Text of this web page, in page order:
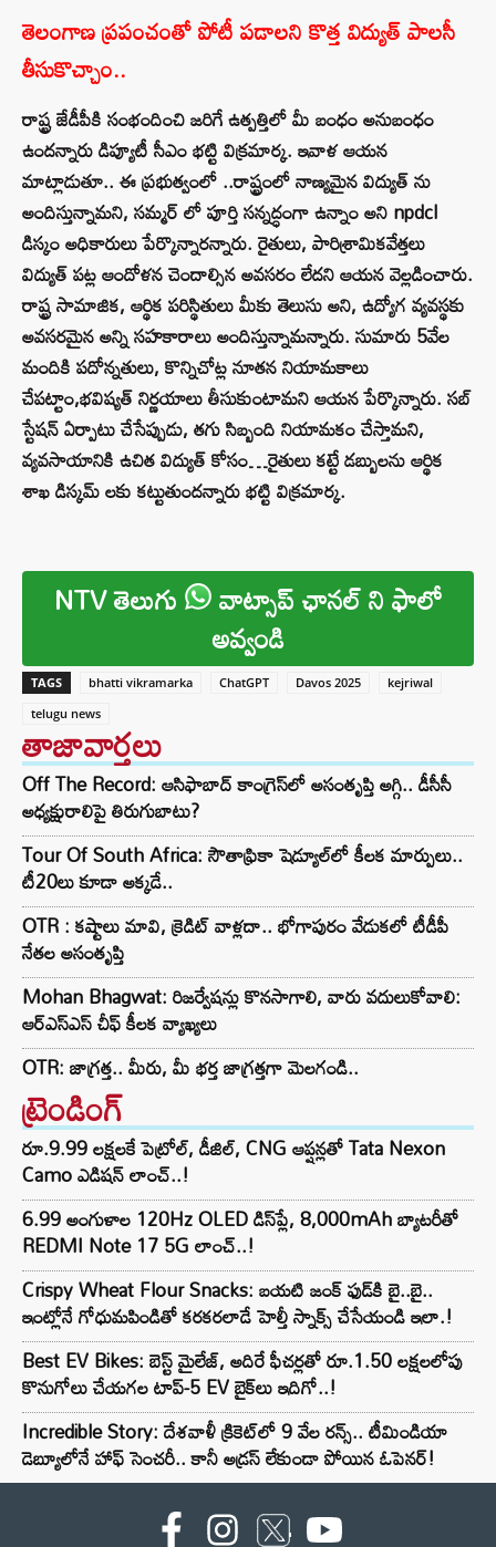
తెలంగాణ ప్రపంచంతో పోటీ పడాలని కొత్త విద్యుత్ పాలసీ
తీసుకొచ్చాం..
రాష్ట్ర జేడీపీకి సంభందించి జరిగే ఉత్పత్తిలో మీ బంధం అనుబంధం
ఉందన్నారు డిప్యూటీ సీఎం భట్టి విక్రమార్క. ఇవాళ ఆయన
మాట్లాడుతూ.. ఈ ప్రభుత్వంలో ..రాష్ట్రంలో నాణ్యమైన విద్యుత్ ను
అందిస్తున్నామని, సమ్మర్ లో పూర్తి సన్నద్ధంగా ఉన్నాం అని npdcl
డిస్కం అధికారులు పేర్కొన్నారన్నారు. రైతులు, పారిశ్రామికవేత్తలు
విద్యుత్ పట్ల ఆందోళన చెందాల్సిన అవసరం లేదని ఆయన వెల్లడించారు.
రాష్ట్ర సామాజిక, ఆర్థిక పరిస్థితులు మీకు తెలుసు అని, ఉద్యోగ వ్యవస్థకు
అవసరమైన అన్ని సహకారాలు అందిస్తున్నామన్నారు. సుమారు 5వేల
మందికి పదోన్నతులు, కొన్నిచోట్ల నూతన నియామకాలు
చేపట్టాం,భవిష్యత్ నిర్ణయాలు తీసుకుంటామని ఆయన పేర్కొన్నారు. సబ్
స్టేషన్ ఏర్పాటు చేసేప్పుడు, తగు సిబ్బంది నియామకం చేస్తామని,
వ్యవసాయానికి ఉచిత విద్యుత్ కోసం…రైతులు కట్టే డబ్బులను ఆర్థిక
శాఖ డిస్కమ్ లకు కట్టుతుందన్నారు భట్టి విక్రమార్క.
NTV తెలుగు వాట్సాప్ ఛానల్ ని ఫాలో
అవ్వండి
TAGS bhatti vikramarka ChatGPT Davos 2025
kejriwal
telugu news
తాజావార్తలు
Off The Record: ఆసిఫాబాద్ కాంగ్రెస్‌లో అసంతృప్తి అగ్గి.. డీసీసీ
అధ్యక్షురాలిపై తిరుగుబాటు?
Tour Of South Africa: సౌతాఫ్రికా షెడ్యూల్‌లో కీలక మార్పులు..
టీ20లు కూడా అక్కడే..
OTR : కష్టాలు మావి, క్రెడిట్ వాళ్లదా.. భోగాపురం వేడుకలో టీడీపీ
నేతల అసంతృప్తి
Mohan Bhagwat: రిజర్వేషన్లు కొనసాగాలి, వారు వదులుకోవాలి:
ఆర్ఎస్ఎస్ చీఫ్ కీలక వ్యాఖ్యలు
OTR: జాగ్రత్త.. మీరు, మీ భర్త జాగ్రత్తగా మెలగండి..
ట్రెండింగ్‌
రూ.9.99 లక్షలకే పెట్రోల్, డీజిల్, CNG ఆప్షన్లతో Tata Nexon
Camo ఎడిషన్ లాంచ్..!
6.99 అంగుళాల 120Hz OLED డిస్‌ప్లే, 8,000mAh బ్యాటరీతో
REDMI Note 17 5G లాంచ్..!
Crispy Wheat Flour Snacks: బయటి జంక్ ఫుడ్‌కి బై..బై..
ఇంట్లోనే గోధుమపిండితో కరకరలాడే హెల్తీ స్నాక్స్ చేసేయండి ఇలా.!
Best EV Bikes: బెస్ట్ మైలేజ్, అదిరే ఫీచర్లతో రూ.1.50 లక్షలలోపు
కొనుగోలు చేయగల టాప్-5 EV బైక్‌లు ఇదిగో..!
Incredible Story: దేశవాళీ క్రికెట్‌లో 9 వేల రన్స్.. టీమిండియా
డెబ్యూలోనే హాఫ్ సెంచరీ.. కానీ అడ్రస్ లేకుండా పోయిన ఓపెనర్!